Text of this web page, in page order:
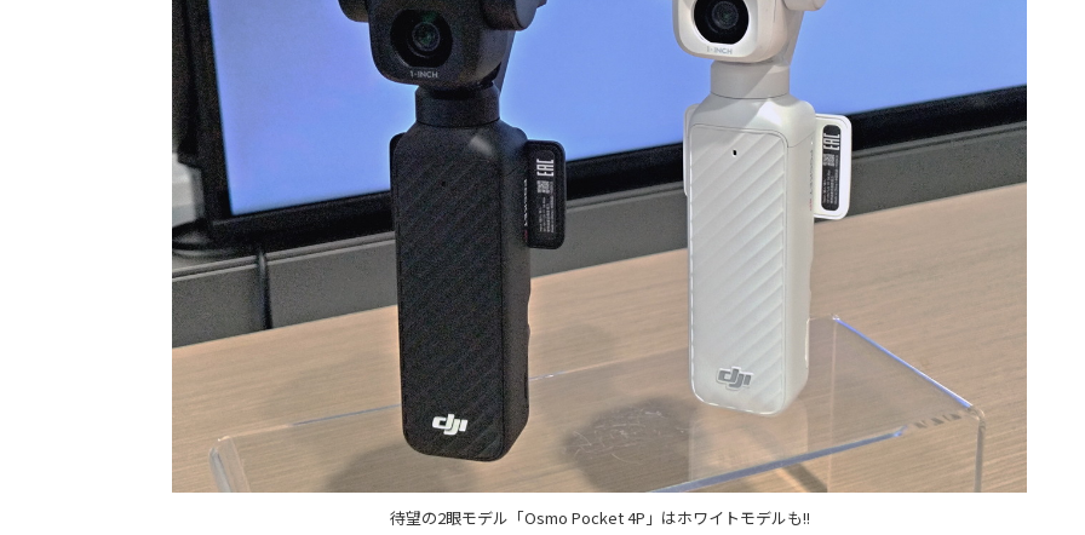
待望の2眼モデル「Osmo Pocket 4P」はホワイトモデルも!!